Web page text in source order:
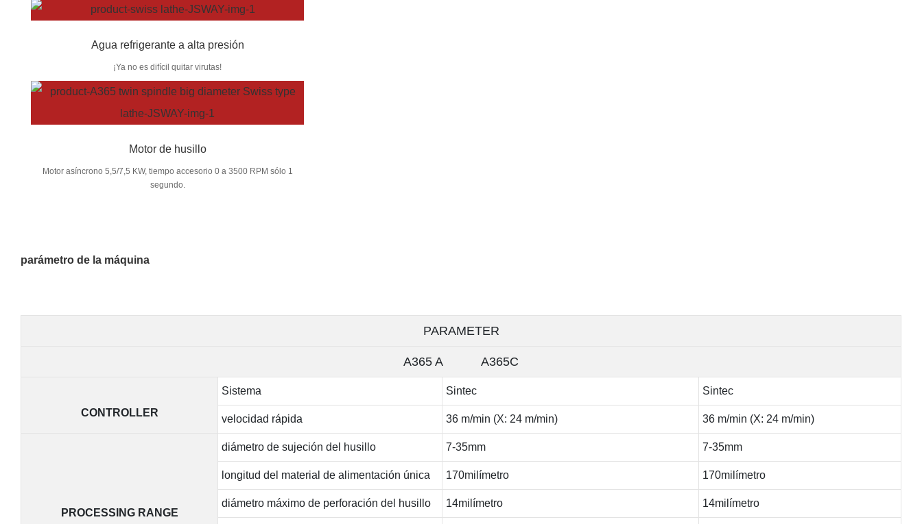
Agua refrigerante a alta presión
¡Ya no es difícil quitar virutas!
Motor de husillo
Motor asíncrono 5,5/7,5 KW, tiempo accesorio 0 a 3500 RPM sólo 1
segundo.
parámetro de la máquina
PARAMETER
A365 A A365C
CONTROLLER
Sistema Sintec Sintec
velocidad rápida 36 m/min (X: 24 m/min) 36 m/min (X: 24 m/min)
PROCESSING RANGE
diámetro de sujeción del husillo 7-35mm 7-35mm
longitud del material de alimentación única 170milímetro 170milímetro
diámetro máximo de perforación del husillo 14milímetro 14milímetro